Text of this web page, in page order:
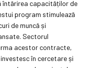
întărirea capacităților de
program stimulează
de muncă și
Sectorul
acestor contracte,
în cercetare și